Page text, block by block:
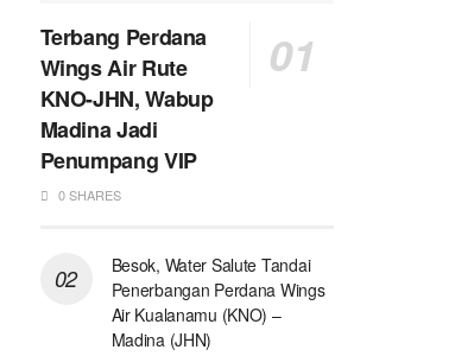
Terbang Perdana
Wings Air Rute
KNO-JHN, Wabup
Madina Jadi
Penumpang VIP
0 SHARES
Besok, Water Salute Tandai
Penerbangan Perdana Wings
Air Kualanamu (KNO) –
Madina (JHN)